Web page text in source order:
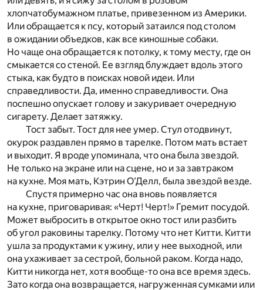
хлопчатобумажном платье, привезенном из Америки.
Или обращается к псу, который затаился под столом
в ожидании объедков, как все киношные собаки.
Но чаще она обращается к потолку, к тому месту, где он
смыкается со стеной. Ее взгляд блуждает вдоль этого
стыка, как будто в поисках новой идеи. Или
справедливости. Да, именно справедливости. Она
поспешно опускает голову и закуривает очередную
сигарету. Делает затяжку.
Тост забыт. Тост для нее умер. Стул отодвинут,
окурок раздавлен прямо в тарелке. Потом мать встает
и выходит. Я вроде упоминала, что она была звездой.
Не только на экране или на сцене, но и за завтраком
на кухне. Моя мать, Кэтрин О’Делл, была звездой везде.
Спустя примерно час она вновь появляется
на кухне, приговаривая: «Черт! Черт!» Гремит посудой.
Может выбросить в открытое окно тост или разбить
об угол раковины тарелку. Потому что нет Китти. Китти
ушла за продуктами к ужину, или у нее выходной, или
она ухаживает за сестрой, больной раком. Когда надо,
Китти никогда нет, хотя вообще-то она все время здесь.
Зато когда она возвращается, нагруженная сумками или